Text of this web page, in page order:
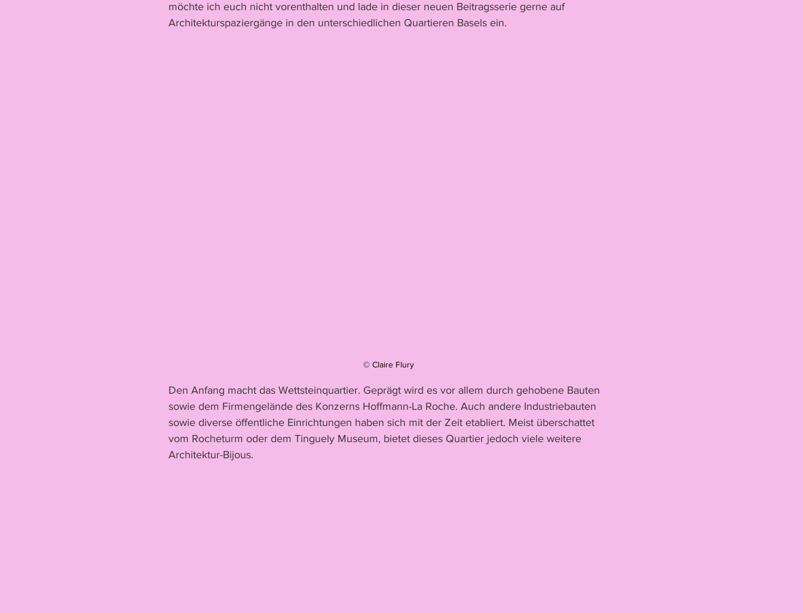
möchte ich euch nicht vorenthalten und lade in dieser neuen Beitragsserie gerne auf
Architekturspaziergänge in den unterschiedlichen Quartieren Basels ein.
© Claire Flury
Den Anfang macht das Wettsteinquartier. Geprägt wird es vor allem durch gehobene Bauten
sowie dem Firmengelände des Konzerns Hoffmann-La Roche. Auch andere Industriebauten
sowie diverse öffentliche Einrichtungen haben sich mit der Zeit etabliert. Meist überschattet
vom Rocheturm oder dem Tinguely Museum, bietet dieses Quartier jedoch viele weitere
Architektur-Bijous.